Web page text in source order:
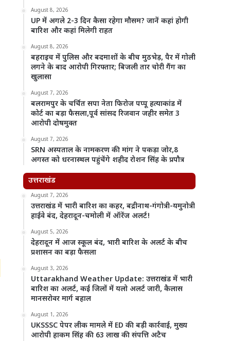
August 8, 2026
UP में अगले 2-3 दिन कैसा रहेगा मौसम? जानें कहां होगी
बारिश और कहां मिलेगी राहत
August 8, 2026
बहराइच में पुलिस और बदमाशों के बीच मुठभेड़, पैर में गोली
लगने के बाद आरोपी गिरफ्तार; बिजली तार चोरी गैंग का
खुलासा
August 7, 2026
बलरामपुर के चर्चित सपा नेता फिरोज पप्पू हत्याकांड में
कोर्ट का बड़ा फैसला,पूर्व सांसद रिजवान जहीर समेत 3
आरोपी दोषमुक्त
August 7, 2026
SRN अस्पताल के नामकरण की मांग ने पकड़ा जोर,8
अगस्त को धरनास्थल पहुंचेंगे शहीद रोशन सिंह के प्रपौत्र
उत्तराखंड
August 7, 2026
उत्तराखंड में भारी बारिश का कहर, बद्रीनाथ-गंगोत्री-यमुनोत्री
हाईवे बंद, देहरादून-चमोली में ऑरेंज अलर्ट!
August 5, 2026
देहरादून में आज स्कूल बंद, भारी बारिश के अलर्ट के बीच
प्रशासन का बड़ा फैसला
August 3, 2026
Uttarakhand Weather Update: उत्तराखंड में भारी
बारिश का अलर्ट, कई जिलों में यलो अलर्ट जारी, कैलास
मानसरोवर मार्ग बहाल
August 1, 2026
UKSSSC पेपर लीक मामले में ED की बड़ी कार्रवाई, मुख्य
आरोपी हाकम सिंह की 63 लाख की संपत्ति अटैच